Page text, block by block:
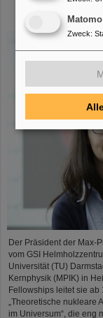
am Max-
Der Präsident der Max-
vom GSI
Universität (TU)
Kernphysik (MPIK) in
Fellowships leitet sie
„Theoretische nukleare
im Universum“, die eng
Matomo
Zweck: